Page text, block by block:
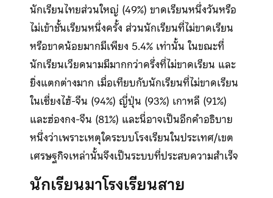
นักเรียนไทยส่วนใหญ่ (49%) ขาดเรียนหนึ่งวันหรือ
ไม่เข้าชั้นเรียนหนึ่งครั้ง ส่วนนักเรียนที่ไม่ขาดเรียน
หรือขาดน้อยมากมีเพียง 5.4% เท่านั้น ในขณะที่
นักเรียนเวียดนามมีมากกว่าครึ่งที่ไม่ขาดเรียน และ
ยิ่งแตกต่างมาก เมื่อเทียบกับนักเรียนที่ไม่ขาดเรียน
ในเซี่ยงไฮ้-จีน (94%) ญี่ปุ่น (93%) เกาหลี (91%)
และฮ่องกง-จีน (81%) และนี่อาจเป็นอีกคำอธิบาย
หนึ่งว่าเพราะเหตุใดระบบโรงเรียนในประเทศ/เขต
เศรษฐกิจเหล่านั้นจึงเป็นระบบที่ประสบความสำเร็จ
นักเรียนมาโรงเรียนสาย